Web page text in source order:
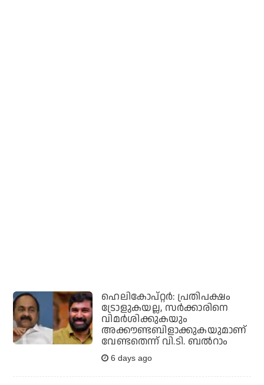
ഹെലികോപ്റ്റര്‍: പ്രതിപക്ഷം
ട്രോളുകയല്ല, സര്‍ക്കാരിനെ
വിമര്‍ശിക്കുകയും
അക്കൗണ്ടബിളാക്കുകയുമാണ്
വേണ്ടതെന്ന് വി.ടി. ബല്‍റാം
6 days ago